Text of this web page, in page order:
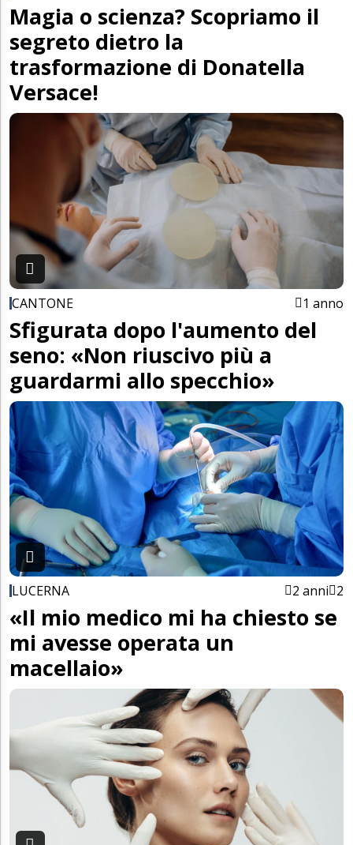
Magia o scienza? Scopriamo il
segreto dietro la
trasformazione di Donatella
Versace!
CANTONE 1 anno
Sfigurata dopo l'aumento del
seno: «Non riuscivo più a
guardarmi allo specchio»
LUCERNA 2 anni 2
«Il mio medico mi ha chiesto se
mi avesse operata un
macellaio»